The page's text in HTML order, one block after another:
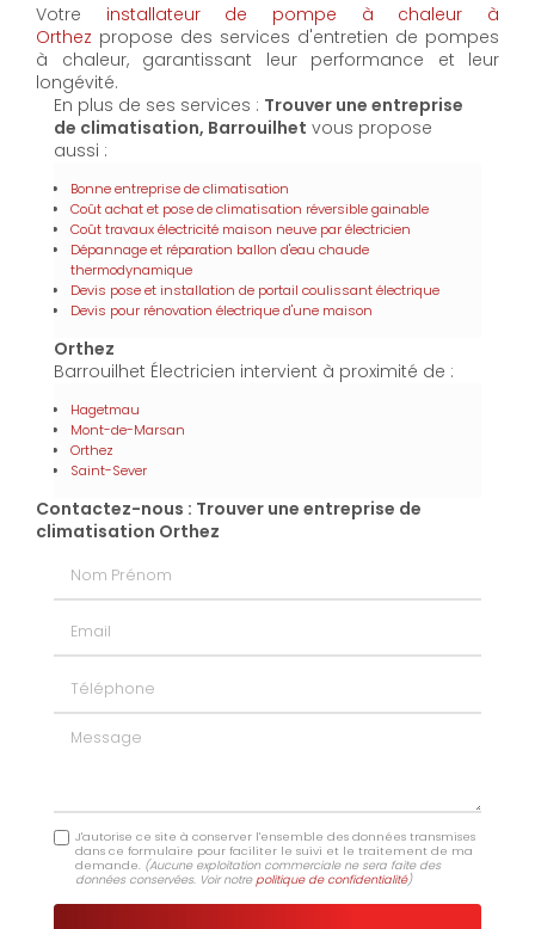
Votre installateur de pompe à chaleur à
Orthez propose des services d'entretien de pompes
à chaleur, garantissant leur performance et leur
longévité.
En plus de ses services : Trouver une entreprise
de climatisation, Barrouilhet vous propose
aussi :
Bonne entreprise de climatisation
Coût achat et pose de climatisation réversible gainable
Coût travaux électricité maison neuve par électricien
Dépannage et réparation ballon d'eau chaude
thermodynamique
Devis pose et installation de portail coulissant électrique
Devis pour rénovation électrique d'une maison
Orthez
Barrouilhet Électricien intervient à proximité de :
Hagetmau
Mont-de-Marsan
Orthez
Saint-Sever
Contactez-nous : Trouver une entreprise de
climatisation Orthez
Message
J'autorise ce site à conserver l'ensemble des données transmises
dans ce formulaire pour faciliter le suivi et le traitement de ma
demande. (Aucune exploitation commerciale ne sera faite des
données conservées. Voir notrepolitique de confidentialité)